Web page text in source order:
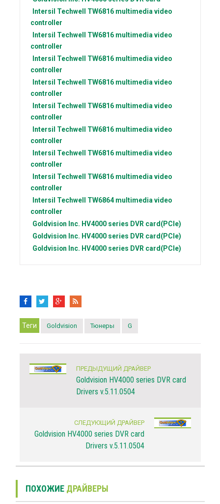
Intersil Techwell TW6816 multimedia video
controller
Intersil Techwell TW6816 multimedia video
controller
Intersil Techwell TW6816 multimedia video
controller
Intersil Techwell TW6816 multimedia video
controller
Intersil Techwell TW6816 multimedia video
controller
Intersil Techwell TW6816 multimedia video
controller
Intersil Techwell TW6816 multimedia video
controller
Intersil Techwell TW6816 multimedia video
controller
Intersil Techwell TW6864 multimedia video
controller
Goldvision Inc. HV4000 series DVR card(PCIe)
Goldvision Inc. HV4000 series DVR card(PCIe)
Goldvision Inc. HV4000 series DVR card(PCIe)
Теги Goldvision Тюнеры G
ПРЕДЫДУЩИЙ ДРАЙВЕР
Goldvision HV4000 series DVR card
Drivers v.5.11.0504
СЛЕДУЮЩИЙ ДРАЙВЕР
Goldvision HV4000 series DVR card
Drivers v.5.11.0504
ПОХОЖИЕ ДРАЙВЕРЫ